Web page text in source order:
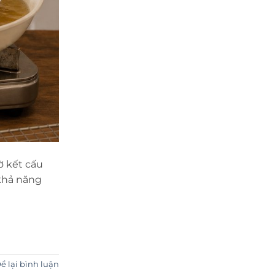
kết cấu
năng
lại bình luận